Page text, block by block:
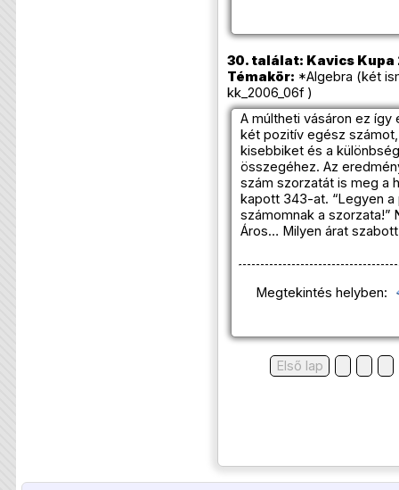
30. találat: Kavics
Témakör: *Algebra (két
kk_2006_06f )
A múltheti vásáron ez
két pozitív egész
kisebbiket és a
összegéhez. Az
szám szorzatát is meg a
kapott 343-at. “Legyen
számomnak a szorzata!”
Áros… Milyen árat
Megtekintés helyben:
Első lap